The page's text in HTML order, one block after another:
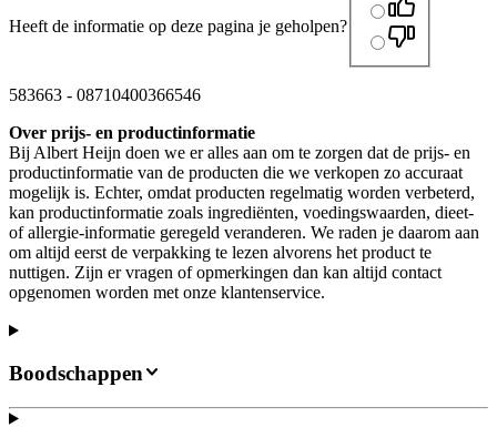
Heeft de informatie op deze pagina je geholpen?
583663 - 08710400366546
Over prijs- en productinformatie
Bij Albert Heijn doen we er alles aan om te zorgen dat de prijs- en
productinformatie van de producten die we verkopen zo accuraat
mogelijk is. Echter, omdat producten regelmatig worden verbeterd,
kan productinformatie zoals ingrediënten, voedingswaarden, dieet-
of allergie-informatie geregeld veranderen. We raden je daarom aan
om altijd eerst de verpakking te lezen alvorens het product te
nuttigen. Zijn er vragen of opmerkingen dan kan altijd contact
opgenomen worden met onze klantenservice.
Boodschappen